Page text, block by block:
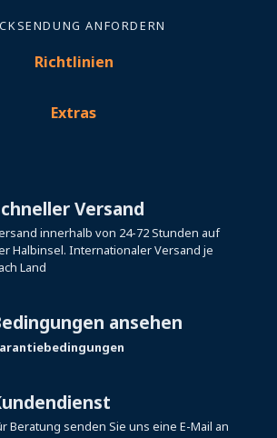
ANFORDERN
Richtlinien
Extras
Versand
innerhalb von 24-72 Stunden auf
Halbinsel. Internationaler Versand je
Land
ansehen
Beratung senden Sie uns eine E-Mail an